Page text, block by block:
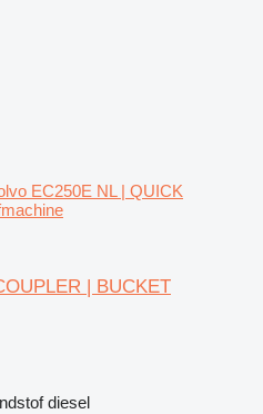
EC250E NL | QUICK
| BUCKET
diesel